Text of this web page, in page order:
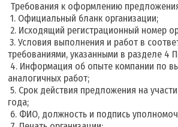
Требования к оформлению
1. Официальный бланк организации;
2. Исходящий регистрационный номер
3. Условия выполнения и работ в
требованиями, указанными в разделе 4
4. Информация об опыте компании по
аналогичных работ;
5. Срок действия предложения на
года;
6. ФИО, должность и подпись